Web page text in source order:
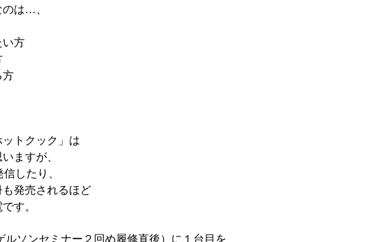
は…、
方
方
ットクック」は
ますが、
したり、
発売されるほど
す。
ソンセミナー２回め履修直後）に１台目を